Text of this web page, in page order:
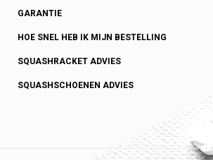
GARANTIE
HOE SNEL HEB IK MIJN BESTELLING
SQUASHRACKET ADVIES
SQUASHSCHOENEN ADVIES